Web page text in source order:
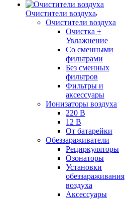
Очистители воздуха
Очистители воздуха
Очистка +
Увлажнение
Cо сменными
фильтрами
Без сменных
фильтров
Фильтры и
аксессуары
Ионизаторы воздуха
220 В
12 В
От батарейки
Обеззараживатели
Рециркуляторы
Озонаторы
Установки
обеззараживания
воздуха
Аксессуары